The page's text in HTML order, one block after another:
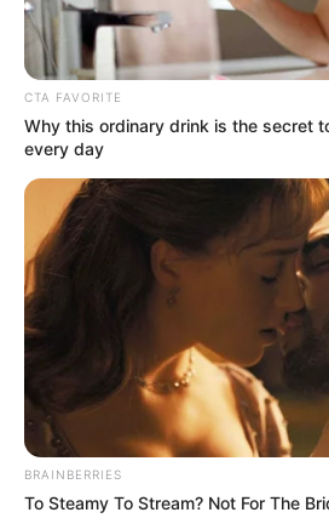
Навігація
записів
на
Закарпатські підприємці
пропагують соціально
відповідальний бізнес
CTA FAVORITE
Why this ordinary drink is the secret
every day
BRAINBERRIES
To Steamy To Stream? Not For The